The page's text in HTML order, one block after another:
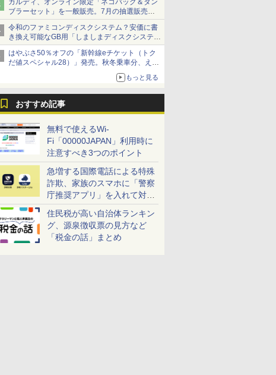
カルディ、オンライン限定「ネコバッグ＆タン
ブラーセット」を一般販売。7月の抽選販売の
当選無効分
令和のファミコンディスクシステム？安価に書
き換え可能なGB用「しましまディスクシステ
ム」
はやぶさ50％オフの「新幹線eチケット（トク
だ値スペシャル28）」発売。秋冬乗車分、えき
もっと見る
おすすめ記事
無料で使えるWi-
Fi「00000JAPAN」利用時に
注意すべき3つのポイント
急増する国際電話による特殊
詐欺、家族のスマホに「警察
庁推奨アプリ」を入れて対策
しよう！
住民税が高い自治体ランキン
グ、源泉徴収票の見方など
「税金の話」まとめ